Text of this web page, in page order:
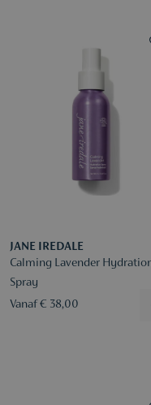
JANE IREDALE
Calming Lavender
Spray
Vanaf € 38,00